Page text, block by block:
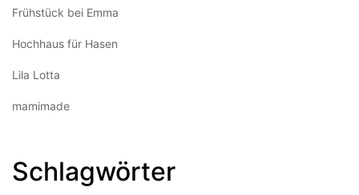
Frühstück bei Emma
Hochhaus für Hasen
Lila Lotta
mamimade
Schlagwörter